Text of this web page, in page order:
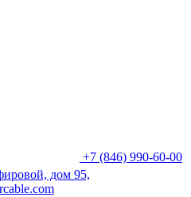
+7 (846) 990-60-00
дом 95,